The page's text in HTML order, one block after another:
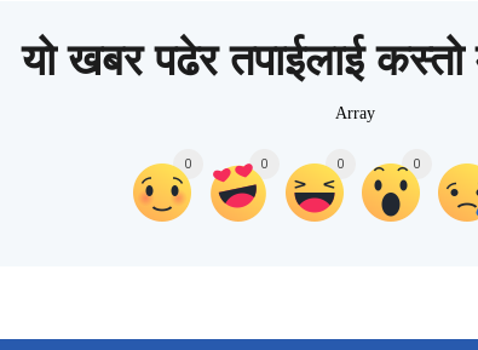
यो खबर पढेर तपाईलाई
Array
0 0 0 0